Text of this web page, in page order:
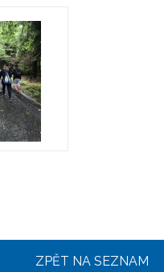
ZPĚT NA SEZNAM